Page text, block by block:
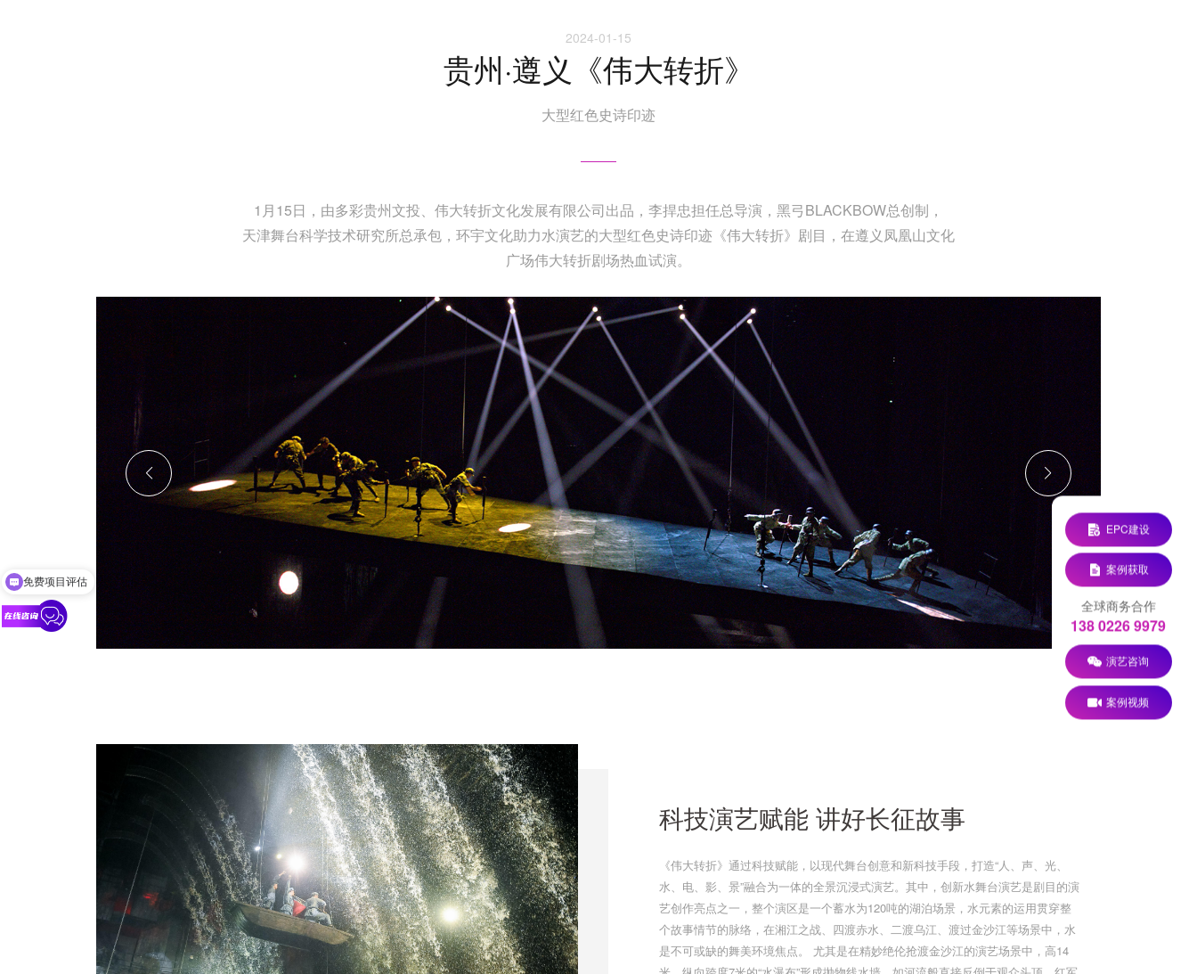
EPC建设
案例获取
全球商务合作
138 0226 9979
演艺咨询
案例视频
2024-01-15
贵州·遵义《伟大转折》
大型红色史诗印迹
1月15日，由多彩贵州文投、伟大转折文化发展有限公司出品，李捍忠担任总导演，黑弓BLACKBOW总创制，
天津舞台科学技术研究所总承包，环宇文化助力水演艺的大型红色史诗印迹《伟大转折》剧目，在遵义凤凰山文化
广场伟大转折剧场热血试演。
科技演艺赋能 讲好长征故事
《伟大转折》通过科技赋能，以现代舞台创意和新科技手段，打造“人、声、光、
水、电、影、景”融合为一体的全景沉浸式演艺。其中，创新水舞台演艺是剧目的演
艺创作亮点之一，整个演区是一个蓄水为120吨的湖泊场景，水元素的运用贯穿整
个故事情节的脉络，在湘江之战、四渡赤水、二渡乌江、渡过金沙江等场景中，水
是不可或缺的舞美环境焦点。 尤其是在精妙绝伦抢渡金沙江的演艺场景中，高14